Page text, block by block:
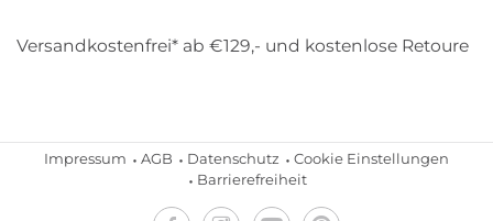
Versandkostenfrei* ab €129,- und kostenlose Retoure
Impressum AGB Datenschutz
Cookie Einstellungen
Barrierefreiheit